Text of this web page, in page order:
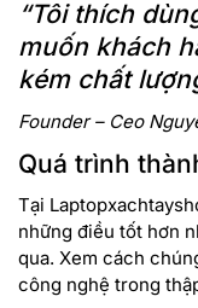
“Tôi thích
muốn khách
kém chất
Founder – Ceo
Quá trình
Tại
những điều tốt hơn
qua. Xem cách
công nghệ trong